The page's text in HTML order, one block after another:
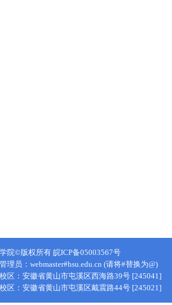
院©版权所有 皖ICP备05003567号
理员：webmaster#hsu.edu.cn (请将#替换为@)
区：安徽省黄山市屯溪区西海路39号 [245041]
区：安徽省黄山市屯溪区戴震路44号 [245021]